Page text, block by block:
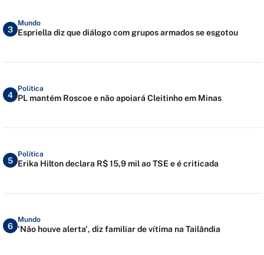
3
Mundo
Espriella diz que diálogo com grupos armados se esgotou
4
Política
PL mantém Roscoe e não apoiará Cleitinho em Minas
5
Política
Erika Hilton declara R$ 15,9 mil ao TSE e é criticada
6
Mundo
'Não houve alerta', diz familiar de vítima na Tailândia